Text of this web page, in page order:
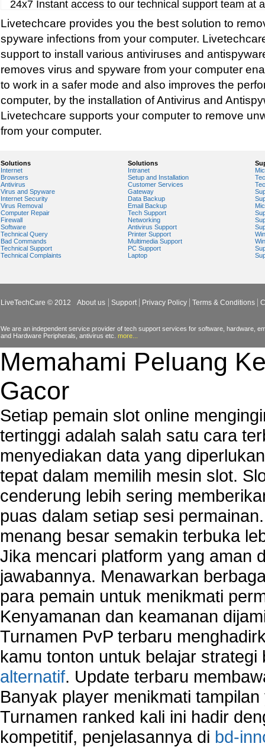
24x7 Instant access to our technical support team at
Livetechcare provides you the best solution to
spyware infections from your computer.
support to install various antiviruses and
removes virus and spyware from your computer
to work in a safer mode and also improves the
computer, by the installation of Antivirus and
Livetechcare supports your computer to remove
from your computer.
Solutions
Internet
Browsers
Antivirus
Virus and Spyware
Internet Security
Virus Removal
Computer Repair
Firewall
Software
Technical Query
Bad Commands
Technical Support
Technical Complaints
Solutions
Intranet
Setup and Installation
Customer Services
Gateway
Data Backup
Email Backup
Tech Support
Networking
Antivirus Support
Printer Support
Multimedia Support
PC Support
Laptop
LiveTechCare © 2012 About us Support Privacy Policy Terms & Conditions
We are an independent service provider of tech support services for software, hardware,
and Hardware Peripherals, antivirus etc. more...
Memahami Peluang
Gacor
Setiap pemain slot online
tertinggi adalah salah satu cara
menyediakan data yang
tepat dalam memilih mesin slot.
cenderung lebih sering
puas dalam setiap sesi
menang besar semakin terbuka
Jika mencari platform yang aman
jawabannya. Menawarkan
para pemain untuk menikmati
Kenyamanan dan keamanan
Turnamen PvP terbaru
kamu tonton untuk belajar
alternatif. Update terbaru
Banyak player menikmati
Turnamen ranked kali ini hadir
kompetitif, penjelasannya di bd-